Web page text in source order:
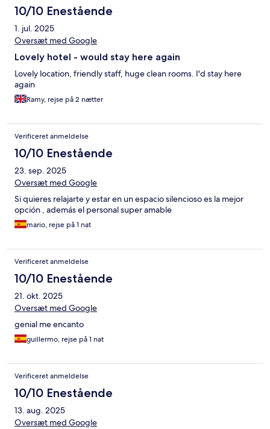
10/10 Enestående
1. jul. 2025
Oversæt med Google
Lovely hotel - would stay here again
Lovely location, friendly staff, huge clean rooms. I'd stay here
again
Ramy, rejse på 2 nætter
Verificeret anmeldelse
10/10 Enestående
23. sep. 2025
Oversæt med Google
Si quieres relajarte y estar en un espacio silencioso es la mejor
opción , además el personal super amable
mario, rejse på 1 nat
Verificeret anmeldelse
10/10 Enestående
21. okt. 2025
Oversæt med Google
genial me encanto
guillermo, rejse på 1 nat
Verificeret anmeldelse
10/10 Enestående
13. aug. 2025
Oversæt med Google